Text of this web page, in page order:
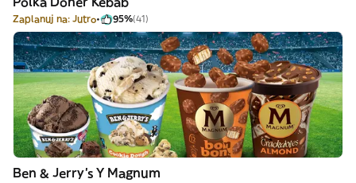
Zaplanuj na: Jutro 95%(41)
Ben & Jerry's Y Magnum